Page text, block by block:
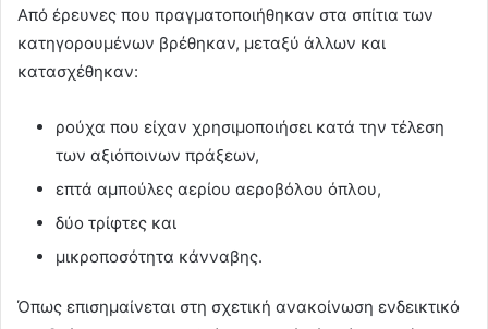
Από έρευνες που πραγματοποιήθηκαν στα σπίτια των
κατηγορουμένων βρέθηκαν, μεταξύ άλλων και
κατασχέθηκαν:
ρούχα που είχαν χρησιμοποιήσει κατά την τέλεση
των αξιόποινων πράξεων,
επτά αμπούλες αερίου αεροβόλου όπλου,
δύο τρίφτες και
μικροποσότητα κάνναβης.
Όπως επισημαίνεται στη σχετική ανακοίνωση ενδεικτικό